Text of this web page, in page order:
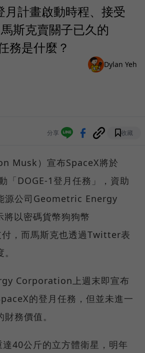
月計畫啟動時程、接受
斯克賣關子已久的
務是什麼？
Dylan Yeh
分享 收藏
Musk）宣布SpaceX將於
「DOGE-1登月任務」，資助
源公司Geometric Energy
以密碼貨幣狗狗幣
付，而馬斯克也透過Twitter表
Corporation上週末即宣布
的登月任務，但並未進一
務價值。
40公斤的立方體衛星，明年